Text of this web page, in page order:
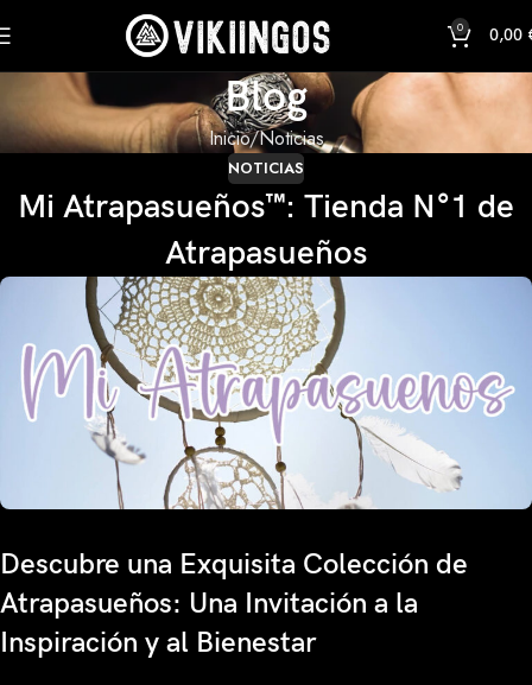
0 0,00
Blog
Inicio Noticias
NOTICIAS
Mi Atrapasueños™: Tienda N°1 de
Atrapasueños
Descubre una Exquisita Colección de
Atrapasueños: Una Invitación a la
Inspiración y al Bienestar